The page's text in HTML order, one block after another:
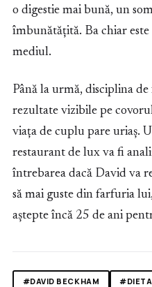
o digestie mai bună, un
îmbunătățită. Ba chiar este
mediul.
Până la urmă, disciplina
rezultate vizibile pe
viața de cuplu pare uriaș.
restaurant de lux va fi
întrebarea dacă David va
să mai guste din farfuria
aștepte încă 25 de ani
#DAVID BECKHAM
#DIETA